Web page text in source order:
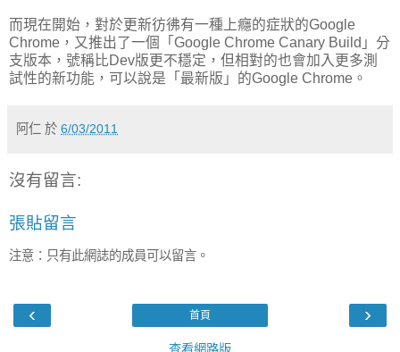
而現在開始，對於更新彷彿有一種上癮的症狀的Google
Chrome，又推出了一個「Google Chrome Canary Build」分
支版本，號稱比Dev版更不穩定，但相對的也會加入更多測
試性的新功能，可以說是「最新版」的Google Chrome。
阿仁 於 6/03/2011
沒有留言:
張貼留言
注意：只有此網誌的成員可以留言。
‹ ›
首頁